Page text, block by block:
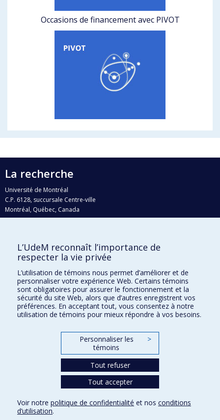
Occasions de financement avec PIVOT
La recherche
Université de Montréal
C.P. 6128, succursale Centre-ville
Montréal, Québec, Canada
H3C 3J7
Qui fait quoi?
Nous trouver
Plan du site
Accessibilité
Conditions d’utilisation
L’UdeM reconnaît l’importance de
respecter la vie privée
L’utilisation de témoins nous permet d’améliorer et de
personnaliser votre expérience Web. Certains témoins
sont obligatoires pour assurer le fonctionnement et la
sécurité du site Web, alors que d’autres enregistrent vos
préférences. En acceptant tout, vous consentez à notre
utilisation de témoins pour mieux répondre à vos besoins.
Personnaliser les
témoins
>
Tout refuser
Tout accepter
Voir notre politique de confidentialité et nos conditions
d’utilisation.